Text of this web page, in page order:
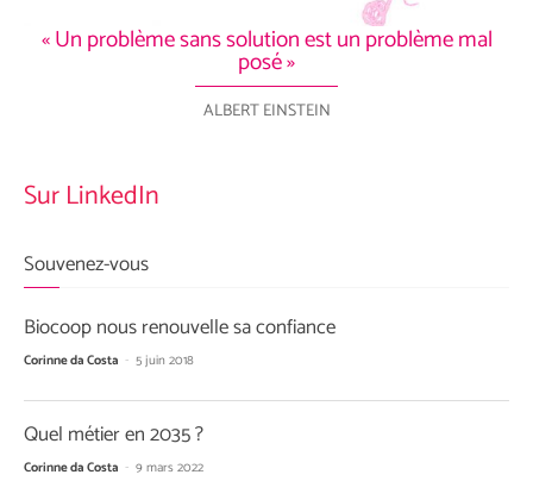
« Un problème sans solution est un problème mal
posé »
ALBERT EINSTEIN
Sur LinkedIn
Souvenez-vous
Biocoop nous renouvelle sa confiance
Corinne da Costa - 5 juin 2018
Quel métier en 2035 ?
Corinne da Costa - 9 mars 2022